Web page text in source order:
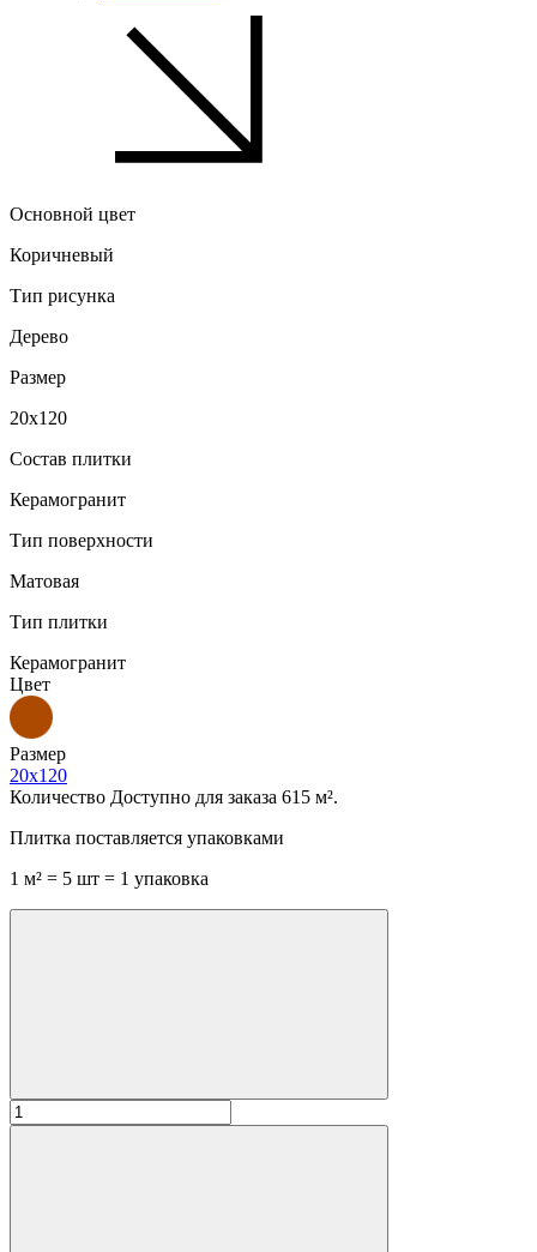
Основной цвет
Коричневый
Тип рисунка
Дерево
Размер
20x120
Состав плитки
Керамогранит
Тип поверхности
Матовая
Тип плитки
Керамогранит
Цвет
Размер
20x120
Количество Доступно для заказа 615 м².
Плитка поставляется упаковками
1 м² = 5 шт = 1 упаковка